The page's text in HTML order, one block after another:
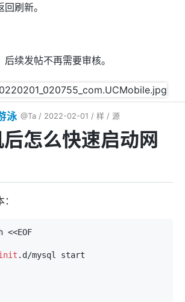
刷新。
续发帖不再需要审核。
泳 @Ta / 2022-02-01 / 样 / 源
怎么快速启动网
cat > ~/run.sh <<EOF
.d/mysql start